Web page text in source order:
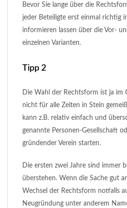
Bevor Sie lange über die
jeder Beteiligte erst einmal richtig
informieren lassen über die Vor-
einzelnen Varianten.
Tipp 2
Die Wahl der Rechtsform ist ja im
nicht für alle Zeiten in Stein
kann z.B. relativ einfach und
genannte Personen-Gesellschaft
gründender Verein starten.
Die ersten zwei Jahre sind immer
überstehen. Wenn die Sache gut
Wechsel der Rechtsform notfalls
Neugründung unter anderem